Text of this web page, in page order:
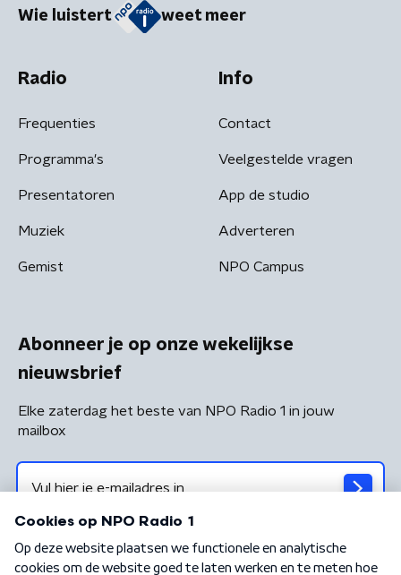
Wie luistert weet meer
Radio
Frequenties
Programma's
Presentatoren
Muziek
Gemist
Info
Contact
Veelgestelde vragen
App de studio
Adverteren
NPO Campus
Abonneer je op onze wekelijkse
nieuwsbrief
Elke zaterdag het beste van NPO Radio 1 in jouw
mailbox